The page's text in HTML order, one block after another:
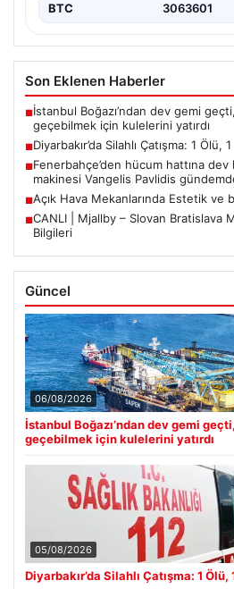
BTC 3063601
Son Eklenen Haberler
■İstanbul Boğazı’ndan dev gemi
geçebilmek için kulelerini yatırdı
■Diyarbakır’da Silahlı Çatışma: 1 Ölü, 1
■Fenerbahçe’den hücum hattına dev
makinesi Vangelis Pavlidis
■Açık Hava Mekanlarında Estetik ve
■CANLI | Mjallby – Slovan Bratislava
Bilgileri
Güncel
06/08/2026
İstanbul Boğazı’ndan dev gemi
geçebilmek için kulelerini yatırdı
05/08/2026
Diyarbakır’da Silahlı Çatışma: 1 Ölü,